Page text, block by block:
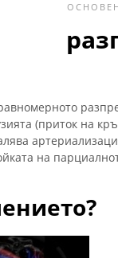
ОСНОВЕН
(приток на
на